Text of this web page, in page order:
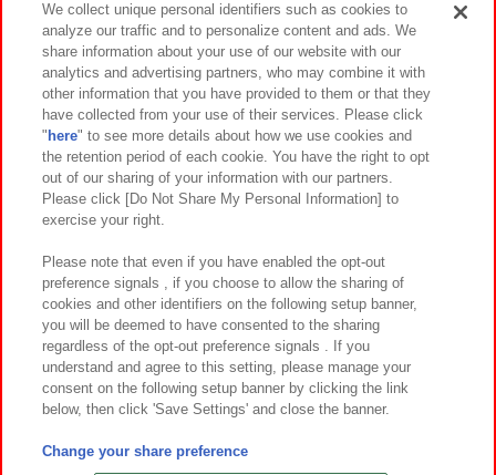
イベント・キャンペーン
関連会社 サステナビリティ サイトポリシー
プライバシーポリシー ウェブアクセシビリティ方針と検証結果
お取引先さまとともに
カスタマーハラスメント対応方針 よくあるご質問・お問い合わせ
©Bandai Namco Amusement Inc.
©Bandai Namco Amusement Lab Inc.
We collect unique personal identifiers such as cookies to
analyze our traffic and to personalize content and ads. We
share information about your use of our website with our
analytics and advertising partners, who may combine it with
other information that you have provided to them or that they
have collected from your use of their services. Please click
" here" to see more details about how we use cookies and
the retention period of each cookie. You have the right to opt
out of our sharing of your information with our partners.
Please click [Do Not Share My Personal Information] to
exercise your right.
Please note that even if you have enabled the opt-out
preference signals , if you choose to allow the sharing of
cookies and other identifiers on the following setup banner,
you will be deemed to have consented to the sharing
regardless of the opt-out preference signals . If you
understand and agree to this setting, please manage your
consent on the following setup banner by clicking the link
below, then click 'Save Settings' and close the banner.
Change your share preference